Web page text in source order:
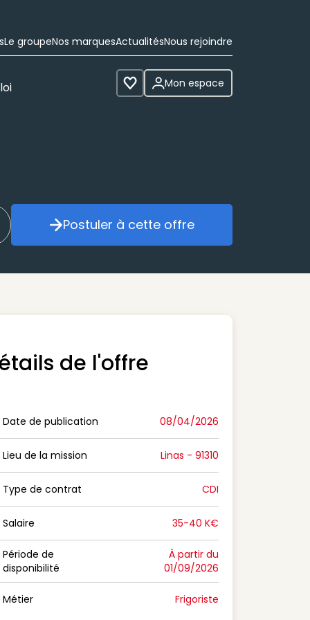
Le groupeNos marquesActualitésNous rejoindre
Voir les favoris
Mon espace
mon alerte Postuler à cette offre
Postuler à cette offre
de l'offre
Date de publication
Date de publication 08/04/2026
Lieu de la mission
Lieu de la mission Linas - 91310
Type de contrat
Type de contrat CDI
Salaire
Salaire 35-40 K€
Période de disponibilité
Période de
disponibilité
À partir du
01/09/2026
Métier Frigoriste